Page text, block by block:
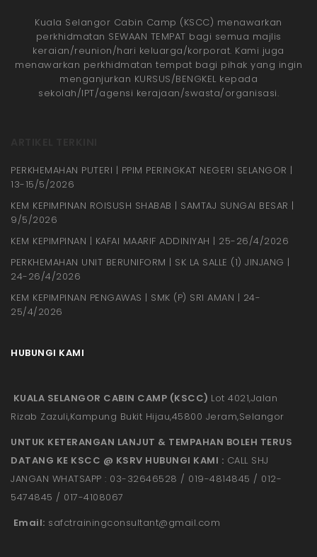
Kuala Selangor Cabin Camp (KSCC) menawarkan
perkhidmatan SEWAAN TEMPAT bagi semua majlis
keraian/reunion/hari keluarga/korporat. Kami juga
menawarkan perkhidmatan tempat bagi pihak yang ingin
menganjurkan KURSUS/BENGKEL kepada
sekolah/IPT/agensi kerajaan/swasta/organisasi.
PERKHEMAHAN PUTERI | PPIM PERINGKAT NEGERI SELANGOR |
13-15/5/2026
KEM KEPIMPINAN ROISUSH SHABAB | SAMTAJ SUNGAI BESAR |
9/5/2026
KEM KEPIMPINAN | KAFAI MAARIF ADDINIYAH | 25-26/4/2026
PERKHEMAHAN UNIT BERUNIFORM | SK LA SALLE (1) JINJANG |
24-26/4/2026
KEM KEPIMPINAN PENGAWAS | SMK (P) SRI AMAN | 24-
25/4/2026
HUBUNGI KAMI
KUALA SELANGOR CABIN CAMP (KSCC) Lot 4021,Jalan
Rizab Zazuli,Kampung Bukit Hijau,45800 Jeram,Selangor
UNTUK KETERANGAN LANJUT & TEMPAHAN BOLEH TERUS
DATANG KE KSCC @ KSRV HUBUNGI KAMI : CALL SHJ
JANGAN WHATSAPP : 03-32646528 / 019-4814845 / 012-
5474845 / 017-4108067
Email: safctrainingconsultant@gmail.com